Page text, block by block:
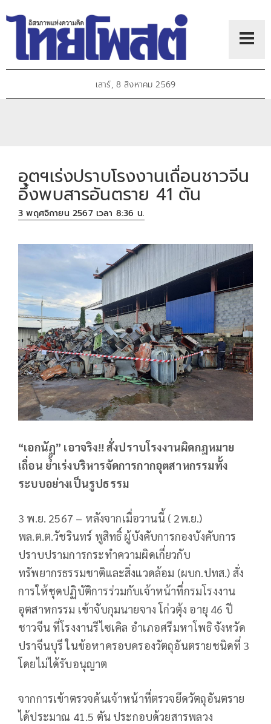
เสาร์, 8 สิงหาคม 2569
อุตฯเร่งปราบโรงงานเถื่อนชาวจีน
อึ้งพบสารอันตราย 41 ตัน
3 พฤศจิกายน 2567 เวลา 8:36 น.
“เอกนัฏ” เอาจริง!! สั่งปราบโรงงานผิดกฎหมาย
เถื่อน ย้ำเร่งบริหารจัดการกากอุตสาหกรรมทั้ง
ระบบอย่างเป็นรูปธรรม
3 พ.ย. 2567 – หลังจากเมื่อวานนี้ ( 2พ.ย.)
พล.ต.ต.วัชรินทร์ พูสิทธิ์ ผู้บังคับการกองบังคับการ
ปราบปรามการกระทำความผิดเกี่ยวกับ
ทรัพยากรธรรมชาติและสิ่งแวดล้อม (ผบก.ปทส.) สั่ง
การให้ชุดปฏิบัติการร่วมกับเจ้าหน้าที่กรมโรงงาน
อุตสาหกรรม เข้าจับกุมนายจาง โก่วตุ้ง อายุ 46 ปี
ชาวจีน ที่โรงงานรีไซเคิล อำเภอศรีมหาโพธิ จังหวัด
ปราจีนบุรี ในข้อหาครอบครองวัตถุอันตรายชนิดที่ 3
โดยไม่ได้รับอนุญาต
จากการเข้าตรวจค้นเจ้าหน้าที่ตรวจยึดวัตถุอันตราย
ได้ประมาณ 41.5 ตัน ประกอบด้วยสารพลวง